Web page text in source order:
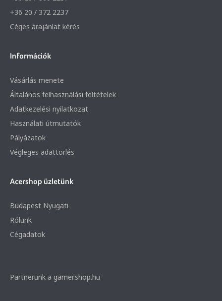
+36 20 / 372 2237
Céges árajánlat kérés
Információk
Vásárlás menete
Általános felhasználási feltételek
Adatkezelési nyilatkozat
Használati útmutatók
Pályázatok
Végleges adattörlés
Acershop üzletünk
Budapest Nyugati
Rólunk
Cégadatok
Partnerünk a gamer.shop.hu